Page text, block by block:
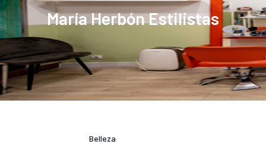
María Herbón Estilistas
Belleza